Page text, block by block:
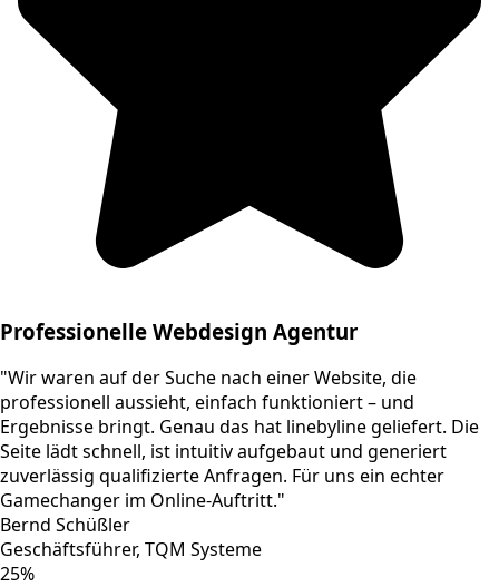
Professionelle Webdesign Agentur
"Wir waren auf der Suche nach einer Website, die
professionell aussieht, einfach funktioniert – und
Ergebnisse bringt. Genau das hat linebyline geliefert. Die
Seite lädt schnell, ist intuitiv aufgebaut und generiert
zuverlässig qualifizierte Anfragen. Für uns ein echter
Gamechanger im Online-Auftritt."
Bernd Schüßler
Geschäftsführer, TQM Systeme
25%